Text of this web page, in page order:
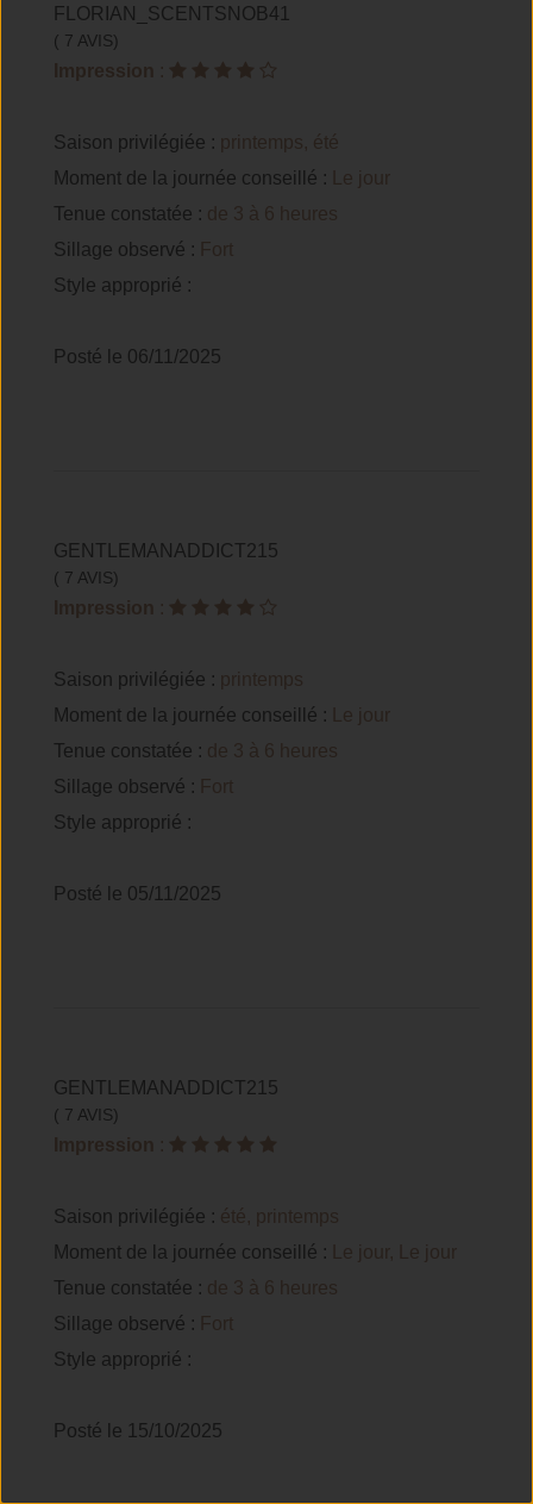
FLORIAN_SCENTSNOB41
( 7 AVIS)
Impression :
Saison privilégiée : printemps, été
Moment de la journée conseillé :
Le jour
Tenue constatée : de 3 à 6 heures
Sillage observé : Fort
Style approprié :
Posté le 06/11/2025
GENTLEMANADDICT215
( 7 AVIS)
Impression :
Saison privilégiée : printemps
Moment de la journée conseillé :
Le jour
Tenue constatée : de 3 à 6 heures
Sillage observé : Fort
Style approprié :
Posté le 05/11/2025
GENTLEMANADDICT215
( 7 AVIS)
Impression :
Saison privilégiée : été, printemps
Moment de la journée conseillé :
Le jour, Le jour
Tenue constatée : de 3 à 6 heures
Sillage observé : Fort
Style approprié :
Posté le 15/10/2025